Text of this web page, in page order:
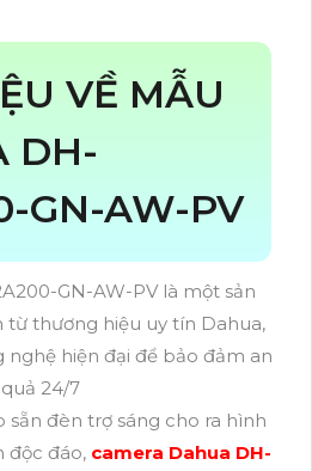
VỀ MẪU
DH-
GN-AW-PV
GN-AW-PV là một sản
thương hiệu uy tín Dahua,
nghệ hiện đại để bảo đảm an
24/7
đèn trợ sáng cho ra hình
độc đáo, camera Dahua DH-